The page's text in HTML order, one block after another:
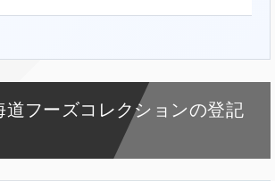
道フーズコレクションの登記